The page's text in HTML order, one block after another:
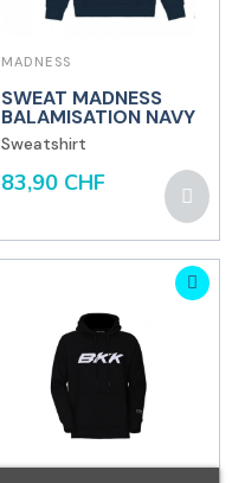
MADNESS
SWEAT MADNESS
BALAMISATION NAVY
Sweatshirt
83,90 CHF